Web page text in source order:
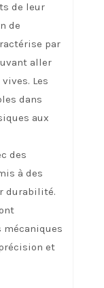
de leur
de
par
aller
Les
dans
aux
des
à des
durabilité.
mécaniques
et